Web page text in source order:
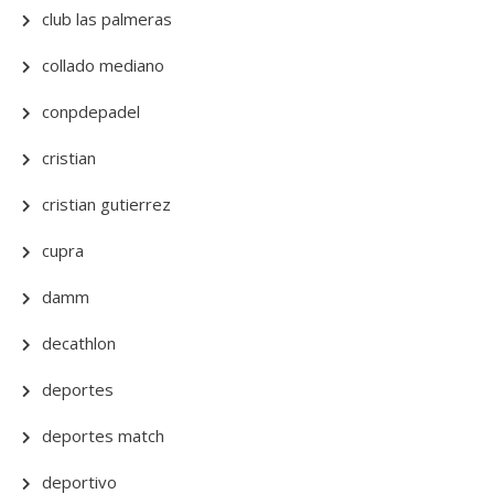
club las palmeras
collado mediano
conpdepadel
cristian
cristian gutierrez
cupra
damm
decathlon
deportes
deportes match
deportivo